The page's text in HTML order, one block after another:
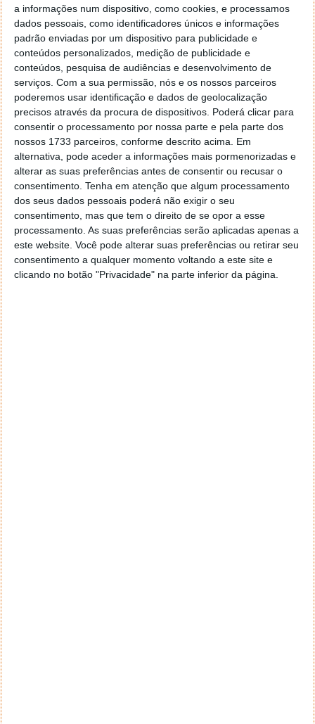
a informações num dispositivo, como cookies, e processamos
dados pessoais, como identificadores únicos e informações
padrão enviadas por um dispositivo para publicidade e
conteúdos personalizados, medição de publicidade e
conteúdos, pesquisa de audiências e desenvolvimento de
serviços. Com a sua permissão, nós e os nossos parceiros
poderemos usar identificação e dados de geolocalização
precisos através da procura de dispositivos. Poderá clicar para
consentir o processamento por nossa parte e pela parte dos
nossos 1733 parceiros, conforme descrito acima. Em
alternativa, pode aceder a informações mais pormenorizadas e
alterar as suas preferências antes de consentir ou recusar o
consentimento. Tenha em atenção que algum processamento
dos seus dados pessoais poderá não exigir o seu
consentimento, mas que tem o direito de se opor a esse
processamento. As suas preferências serão aplicadas apenas a
este website. Você pode alterar suas preferências ou retirar seu
consentimento a qualquer momento voltando a este site e
clicando no botão "Privacidade" na parte inferior da página.
O Google Maps, com a ajuda da IA, aprende com as
suas preferências e oferece sugestões
personalizadas. Se procura um restaurante com
esplanada em Lisboa, basta perguntar ao Google
Maps. A IA Gemini irá analisar milhões de dados e
oferecer opções que se adequam ao seu gosto e
localização.